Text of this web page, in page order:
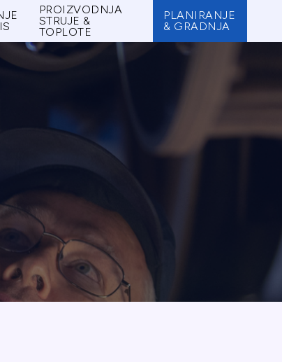
PROIZVODNJA
STRUJE &
TOPLOTE
PLANIRANJE
& GRADNJA